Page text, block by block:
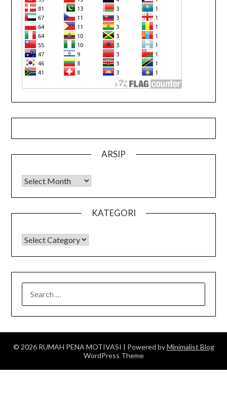
ARSIP
Arsip
KATEGORI
KATEGORI
FOR:
© 2026 RUMAH PENA MOTIVASI | Powered byMinimalist Blog
WordPress Theme